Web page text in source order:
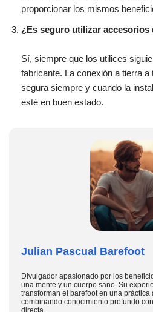
proporcionar los mismos
¿Es seguro utilizar accesorios
Sí, siempre que los utilices
fabricante. La conexión a tierra
segura siempre y cuando la
esté en buen estado.
Julian Pascual Barefoot
Divulgador apasionado por los
una mente y un cuerpo sano. Su
transforman el barefoot en una
combinando conocimiento profundo
directa.